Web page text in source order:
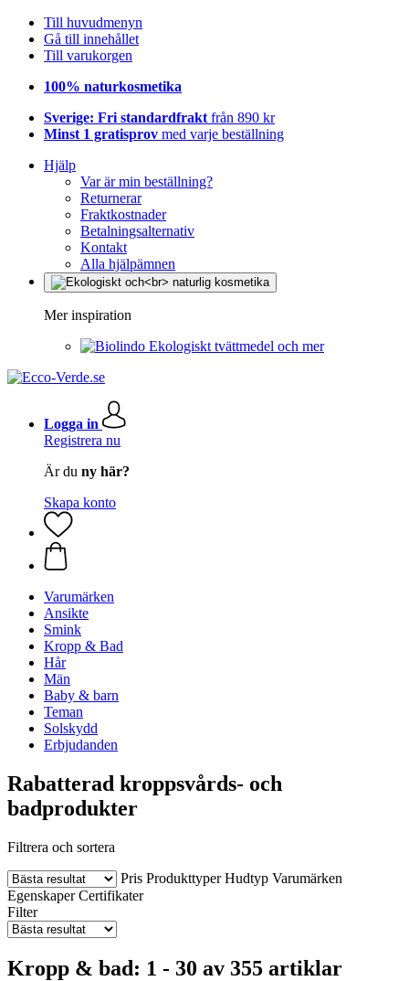
Till huvudmenyn
Gå till innehållet
Till varukorgen
100% naturkosmetika
Sverige: Fri standardfrakt från 890 kr
Minst 1 gratisprov med varje beställning
Hjälp
Var är min beställning?
Returnerar
Fraktkostnader
Betalningsalternativ
Kontakt
Alla hjälpämnen
Mer inspiration
Ekologiskt tvättmedel och mer
Logga in
Registrera nu
Är du ny här?
Skapa konto
Varumärken
Ansikte
Smink
Kropp & Bad
Hår
Män
Baby & barn
Teman
Solskydd
Erbjudanden
Rabatterad kroppsvårds- och
badprodukter
Filtrera och sortera
Pris Produkttyper Hudtyp Varumärken
Egenskaper Certifikater
Filter
Kropp & bad: 1 - 30 av 355 artiklar